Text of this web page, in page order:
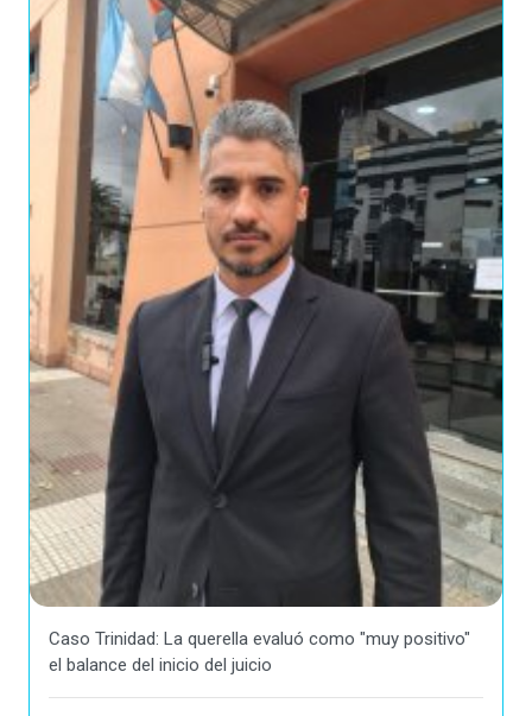
Caso Trinidad: La querella evaluó como "muy positivo"
el balance del inicio del juicio